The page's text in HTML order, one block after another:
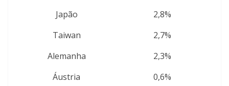
Japão
2,8%
Taiwan
2,7%
Alemanha
2,3%
Áustria
0,6%